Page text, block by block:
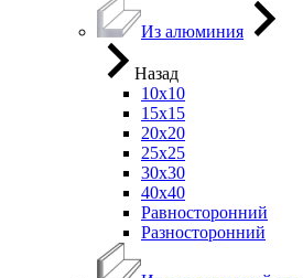
Из алюминия
Назад
10х10
15х15
20х20
25х25
30х30
40х40
Равносторонний
Разносторонний